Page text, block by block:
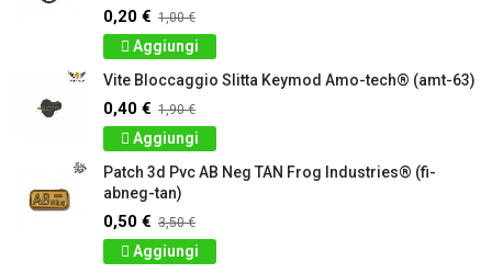
0,20 € 1,00 €
Aggiungi
Vite Bloccaggio Slitta Keymod Amo-tech® (amt-63)
0,40 € 1,90 €
Aggiungi
Patch 3d Pvc AB Neg TAN Frog Industries® (fi-
abneg-tan)
0,50 € 3,50 €
Aggiungi